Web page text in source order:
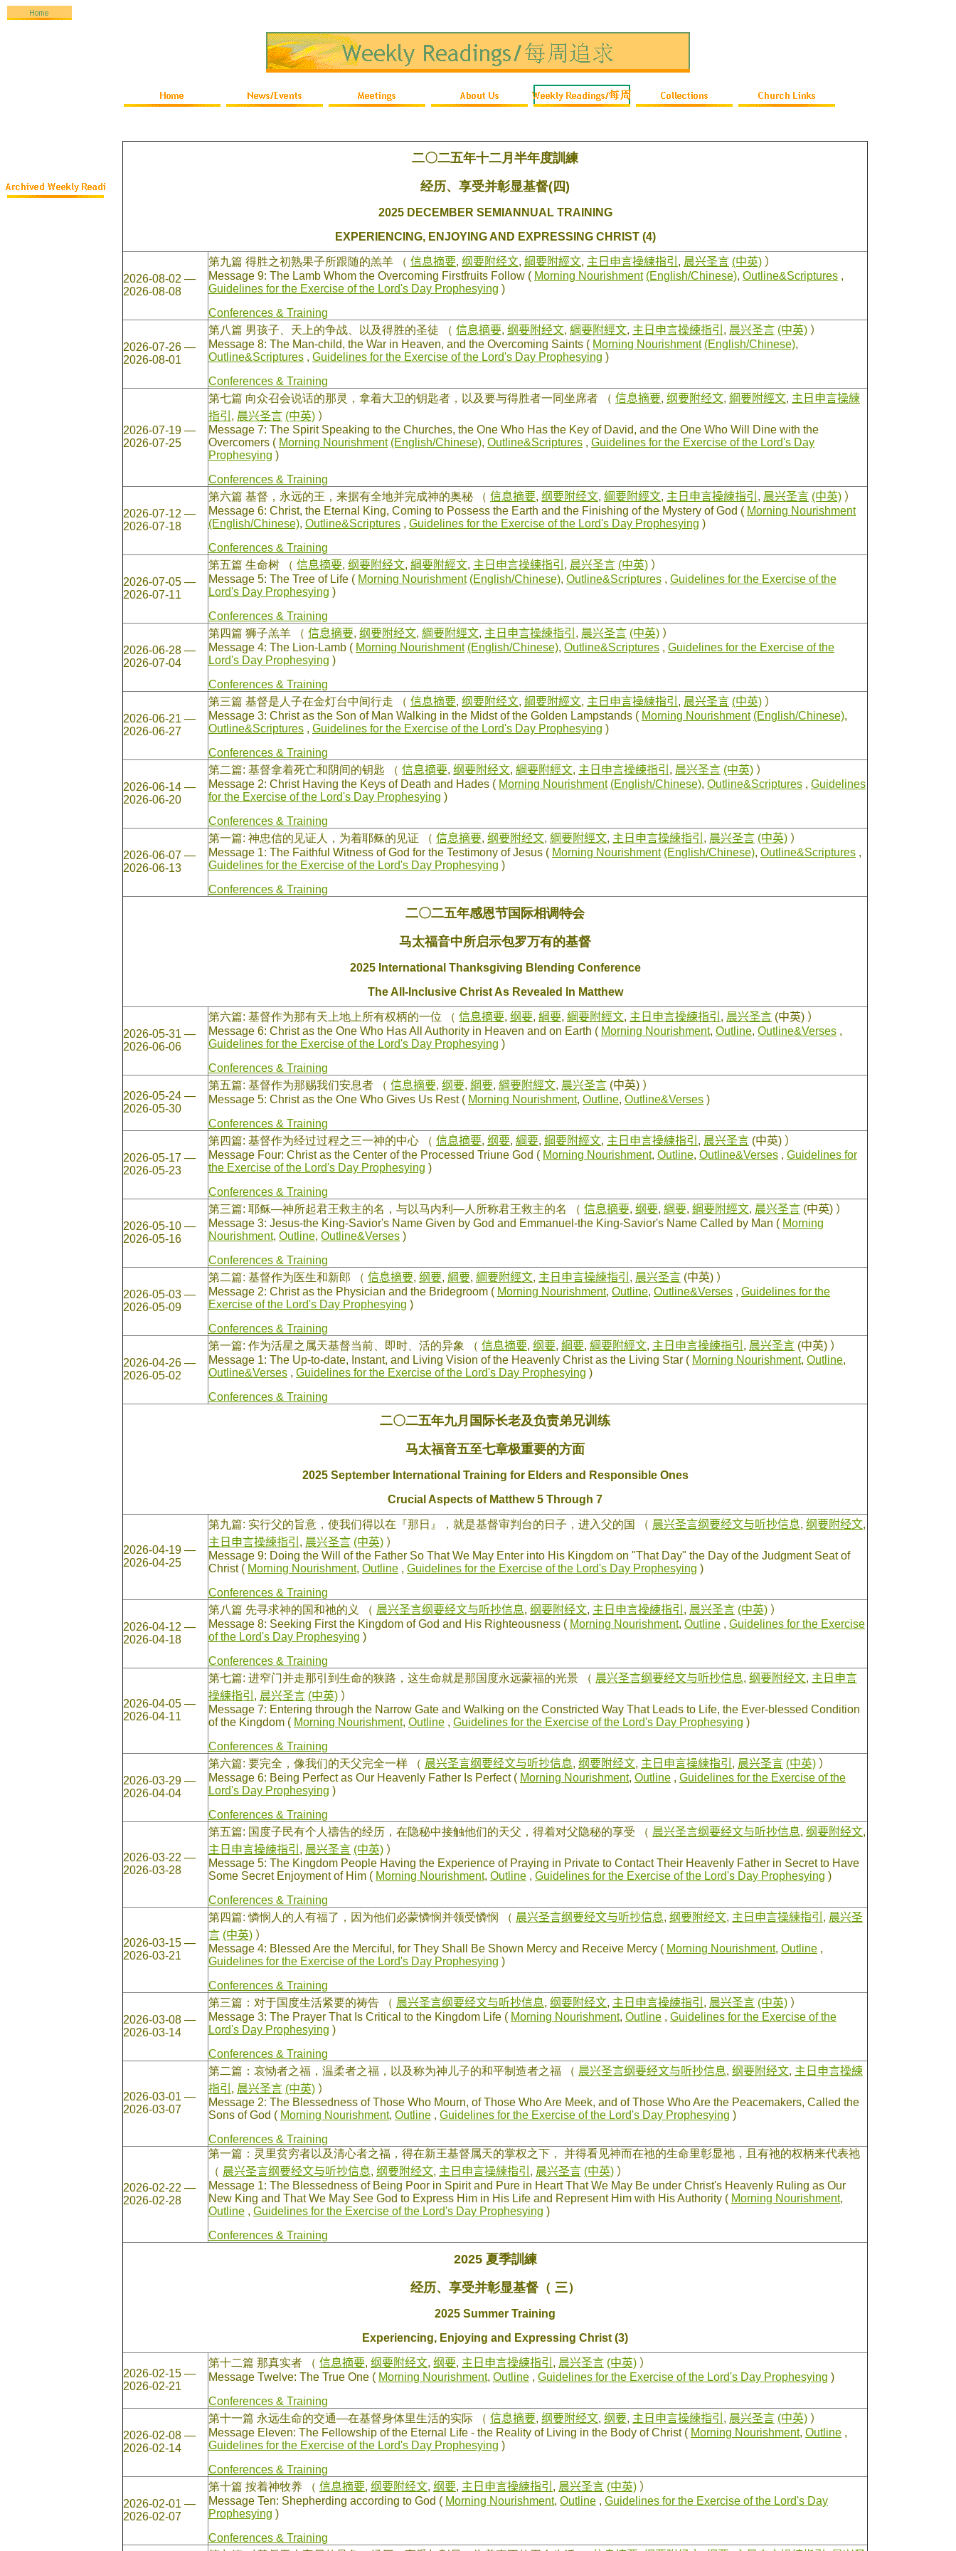
二〇二五年十二月半年度訓練
经历、享受并彰显基督(四)
2025 DECEMBER SEMIANNUAL TRAINING
EXPERIENCING, ENJOYING AND EXPRESSING CHRIST (4)
2026-08-02 —
2026-08-08
第九篇 得胜之初熟果子所跟随的羔羊 （ 信息摘要, 纲要附经文, 綱要附經文, 主日申言操練指引 , 晨兴圣言 (中英) ）
Message 9: The Lamb Whom the Overcoming Firstfruits Follow ( Morning Nourishment (English/Chinese), Outline&Scriptures ,
Guidelines for the Exercise of the Lord's Day Prophesying )
Conferences & Training
2026-07-26 —
2026-08-01
第八篇 男孩子、天上的争战、以及得胜的圣徒 （ 信息摘要, 纲要附经文, 綱要附經文, 主日申言操練指引 , 晨兴圣言 (中英) ）
Message 8: The Man-child, the War in Heaven, and the Overcoming Saints ( Morning Nourishment (English/Chinese),
Outline&Scriptures , Guidelines for the Exercise of the Lord's Day Prophesying )
Conferences & Training
2026-07-19 —
2026-07-25
第七篇 向众召会说话的那灵，拿着大卫的钥匙者，以及要与得胜者一同坐席者 （ 信息摘要, 纲要附经文, 綱要附經文, 主日申言操練
指引 , 晨兴圣言 (中英) ）
Message 7: The Spirit Speaking to the Churches, the One Who Has the Key of David, and the One Who Will Dine with the
Overcomers ( Morning Nourishment (English/Chinese), Outline&Scriptures , Guidelines for the Exercise of the Lord's Day
Prophesying )
Conferences & Training
2026-07-12 —
2026-07-18
第六篇 基督，永远的王，来据有全地并完成神的奥秘 （ 信息摘要, 纲要附经文, 綱要附經文, 主日申言操練指引 , 晨兴圣言 (中英) ）
Message 6: Christ, the Eternal King, Coming to Possess the Earth and the Finishing of the Mystery of God ( Morning Nourishment
(English/Chinese), Outline&Scriptures , Guidelines for the Exercise of the Lord's Day Prophesying )
Conferences & Training
2026-07-05 —
2026-07-11
第五篇 生命树 （ 信息摘要, 纲要附经文, 綱要附經文, 主日申言操練指引 , 晨兴圣言 (中英) ）
Message 5: The Tree of Life ( Morning Nourishment (English/Chinese), Outline&Scriptures , Guidelines for the Exercise of the
Lord's Day Prophesying )
Conferences & Training
2026-06-28 —
2026-07-04
第四篇 狮子羔羊 （ 信息摘要, 纲要附经文, 綱要附經文, 主日申言操練指引 , 晨兴圣言 (中英) ）
Message 4: The Lion-Lamb ( Morning Nourishment (English/Chinese), Outline&Scriptures , Guidelines for the Exercise of the
Lord's Day Prophesying )
Conferences & Training
2026-06-21 —
2026-06-27
第三篇 基督是人子在金灯台中间行走 （ 信息摘要, 纲要附经文, 綱要附經文, 主日申言操練指引 , 晨兴圣言 (中英) ）
Message 3: Christ as the Son of Man Walking in the Midst of the Golden Lampstands ( Morning Nourishment (English/Chinese),
Outline&Scriptures , Guidelines for the Exercise of the Lord's Day Prophesying )
Conferences & Training
2026-06-14 —
2026-06-20
第二篇: 基督拿着死亡和阴间的钥匙 （ 信息摘要, 纲要附经文, 綱要附經文, 主日申言操練指引 , 晨兴圣言 (中英) ）
Message 2: Christ Having the Keys of Death and Hades ( Morning Nourishment (English/Chinese), Outline&Scriptures , Guidelines
for the Exercise of the Lord's Day Prophesying )
Conferences & Training
2026-06-07 —
2026-06-13
第一篇: 神忠信的见证人，为着耶稣的见证 （ 信息摘要, 纲要附经文, 綱要附經文, 主日申言操練指引 , 晨兴圣言 (中英) ）
Message 1: The Faithful Witness of God for the Testimony of Jesus ( Morning Nourishment (English/Chinese), Outline&Scriptures ,
Guidelines for the Exercise of the Lord's Day Prophesying )
Conferences & Training
二〇二五年感恩节国际相调特会
马太福音中所启示包罗万有的基督
2025 International Thanksgiving Blending Conference
The All-Inclusive Christ As Revealed In Matthew
2026-05-31 —
2026-06-06
第六篇: 基督作为那有天上地上所有权柄的一位 （ 信息摘要, 纲要, 綱要, 綱要附經文, 主日申言操練指引 , 晨兴圣言 (中英) ）
Message 6: Christ as the One Who Has All Authority in Heaven and on Earth ( Morning Nourishment, Outline, Outline&Verses ,
Guidelines for the Exercise of the Lord's Day Prophesying )
Conferences & Training
2026-05-24 —
2026-05-30
第五篇: 基督作为那赐我们安息者 （ 信息摘要, 纲要, 綱要, 綱要附經文, 晨兴圣言 (中英) ）
Message 5: Christ as the One Who Gives Us Rest ( Morning Nourishment, Outline, Outline&Verses )
Conferences & Training
2026-05-17 —
2026-05-23
第四篇: 基督作为经过过程之三一神的中心 （ 信息摘要, 纲要, 綱要, 綱要附經文, 主日申言操練指引 , 晨兴圣言 (中英) ）
Message Four: Christ as the Center of the Processed Triune God ( Morning Nourishment, Outline, Outline&Verses , Guidelines for
the Exercise of the Lord's Day Prophesying )
Conferences & Training
2026-05-10 —
2026-05-16
第三篇: 耶稣—神所起君王救主的名，与以马内利—人所称君王救主的名 （ 信息摘要, 纲要, 綱要, 綱要附經文, 晨兴圣言 (中英) ）
Message 3: Jesus-the King-Savior's Name Given by God and Emmanuel-the King-Savior's Name Called by Man ( Morning
Nourishment, Outline, Outline&Verses )
Conferences & Training
2026-05-03 —
2026-05-09
第二篇: 基督作为医生和新郎 （ 信息摘要, 纲要, 綱要, 綱要附經文, 主日申言操練指引 , 晨兴圣言 (中英) ）
Message 2: Christ as the Physician and the Bridegroom ( Morning Nourishment, Outline, Outline&Verses , Guidelines for the
Exercise of the Lord's Day Prophesying )
Conferences & Training
2026-04-26 —
2026-05-02
第一篇: 作为活星之属天基督当前、即时、活的异象 （ 信息摘要, 纲要, 綱要, 綱要附經文, 主日申言操練指引 , 晨兴圣言 (中英) ）
Message 1: The Up-to-date, Instant, and Living Vision of the Heavenly Christ as the Living Star ( Morning Nourishment, Outline,
Outline&Verses , Guidelines for the Exercise of the Lord's Day Prophesying )
Conferences & Training
二〇二五年九月国际长老及负责弟兄训练
马太福音五至七章极重要的方面
2025 September International Training for Elders and Responsible Ones
Crucial Aspects of Matthew 5 Through 7
2026-04-19 —
2026-04-25
第九篇: 实行父的旨意，使我们得以在『那日』，就是基督审判台的日子，进入父的国 （ 晨兴圣言纲要经文与听抄信息, 纲要附经文,
主日申言操練指引 , 晨兴圣言 (中英) ）
Message 9: Doing the Will of the Father So That We May Enter into His Kingdom on "That Day" the Day of the Judgment Seat of
Christ ( Morning Nourishment, Outline , Guidelines for the Exercise of the Lord's Day Prophesying )
Conferences & Training
2026-04-12 —
2026-04-18
第八篇 先寻求神的国和祂的义 （ 晨兴圣言纲要经文与听抄信息, 纲要附经文, 主日申言操練指引 , 晨兴圣言 (中英) ）
Message 8: Seeking First the Kingdom of God and His Righteousness ( Morning Nourishment, Outline , Guidelines for the Exercise
of the Lord's Day Prophesying )
Conferences & Training
2026-04-05 —
2026-04-11
第七篇: 进窄门并走那引到生命的狭路，这生命就是那国度永远蒙福的光景 （ 晨兴圣言纲要经文与听抄信息, 纲要附经文, 主日申言
操練指引 , 晨兴圣言 (中英) ）
Message 7: Entering through the Narrow Gate and Walking on the Constricted Way That Leads to Life, the Ever-blessed Condition
of the Kingdom ( Morning Nourishment, Outline , Guidelines for the Exercise of the Lord's Day Prophesying )
Conferences & Training
2026-03-29 —
2026-04-04
第六篇: 要完全，像我们的天父完全一样 （ 晨兴圣言纲要经文与听抄信息, 纲要附经文, 主日申言操練指引 , 晨兴圣言 (中英) ）
Message 6: Being Perfect as Our Heavenly Father Is Perfect ( Morning Nourishment, Outline , Guidelines for the Exercise of the
Lord's Day Prophesying )
Conferences & Training
2026-03-22 —
2026-03-28
第五篇: 国度子民有个人禱告的经历，在隐秘中接触他们的天父，得着对父隐秘的享受 （ 晨兴圣言纲要经文与听抄信息, 纲要附经文,
主日申言操練指引 , 晨兴圣言 (中英) ）
Message 5: The Kingdom People Having the Experience of Praying in Private to Contact Their Heavenly Father in Secret to Have
Some Secret Enjoyment of Him ( Morning Nourishment, Outline , Guidelines for the Exercise of the Lord's Day Prophesying )
Conferences & Training
2026-03-15 —
2026-03-21
第四篇: 憐悯人的人有福了，因为他们必蒙憐悯并领受憐悯 （ 晨兴圣言纲要经文与听抄信息, 纲要附经文, 主日申言操練指引 , 晨兴圣
言 (中英) ）
Message 4: Blessed Are the Merciful, for They Shall Be Shown Mercy and Receive Mercy ( Morning Nourishment, Outline ,
Guidelines for the Exercise of the Lord's Day Prophesying )
Conferences & Training
2026-03-08 —
2026-03-14
第三篇：对于国度生活紧要的祷告 （ 晨兴圣言纲要经文与听抄信息, 纲要附经文, 主日申言操練指引 , 晨兴圣言 (中英) ）
Message 3: The Prayer That Is Critical to the Kingdom Life ( Morning Nourishment, Outline , Guidelines for the Exercise of the
Lord's Day Prophesying )
Conferences & Training
2026-03-01 —
2026-03-07
第二篇：哀恸者之福，温柔者之福，以及称为神儿子的和平制造者之福 （ 晨兴圣言纲要经文与听抄信息, 纲要附经文, 主日申言操練
指引 , 晨兴圣言 (中英) ）
Message 2: The Blessedness of Those Who Mourn, of Those Who Are Meek, and of Those Who Are the Peacemakers, Called the
Sons of God ( Morning Nourishment, Outline , Guidelines for the Exercise of the Lord's Day Prophesying )
Conferences & Training
2026-02-22 —
2026-02-28
第一篇：灵里贫穷者以及清心者之福，得在新王基督属天的掌权之下， 并得看见神而在祂的生命里彰显祂，且有祂的权柄来代表祂
（ 晨兴圣言纲要经文与听抄信息, 纲要附经文, 主日申言操練指引 , 晨兴圣言 (中英) ）
Message 1: The Blessedness of Being Poor in Spirit and Pure in Heart That We May Be under Christ's Heavenly Ruling as Our
New King and That We May See God to Express Him in His Life and Represent Him with His Authority ( Morning Nourishment,
Outline , Guidelines for the Exercise of the Lord's Day Prophesying )
Conferences & Training
2025 夏季訓練
经历、享受并彰显基督（ 三）
2025 Summer Training
Experiencing, Enjoying and Expressing Christ (3)
2026-02-15 —
2026-02-21
第十二篇 那真实者 （ 信息摘要, 纲要附经文, 纲要, 主日申言操練指引 , 晨兴圣言 (中英) ）
Message Twelve: The True One ( Morning Nourishment, Outline , Guidelines for the Exercise of the Lord's Day Prophesying )
Conferences & Training
2026-02-08 —
2026-02-14
第十一篇 永远生命的交通—在基督身体里生活的实际 （ 信息摘要, 纲要附经文, 纲要, 主日申言操練指引 , 晨兴圣言 (中英) ）
Message Eleven: The Fellowship of the Eternal Life - the Reality of Living in the Body of Christ ( Morning Nourishment, Outline ,
Guidelines for the Exercise of the Lord's Day Prophesying )
Conferences & Training
2026-02-01 —
2026-02-07
第十篇 按着神牧养 （ 信息摘要, 纲要附经文, 纲要, 主日申言操練指引 , 晨兴圣言 (中英) ）
Message Ten: Shepherding according to God ( Morning Nourishment, Outline , Guidelines for the Exercise of the Lord's Day
Prophesying )
Conferences & Training